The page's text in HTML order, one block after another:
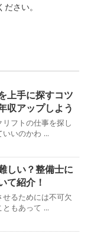
ださい。
上手に探すコツ
収アップしよう
リフトの仕事を探し
いのかわ ...
しい？整備士に
て紹介！
るためには不可欠
もあって ...